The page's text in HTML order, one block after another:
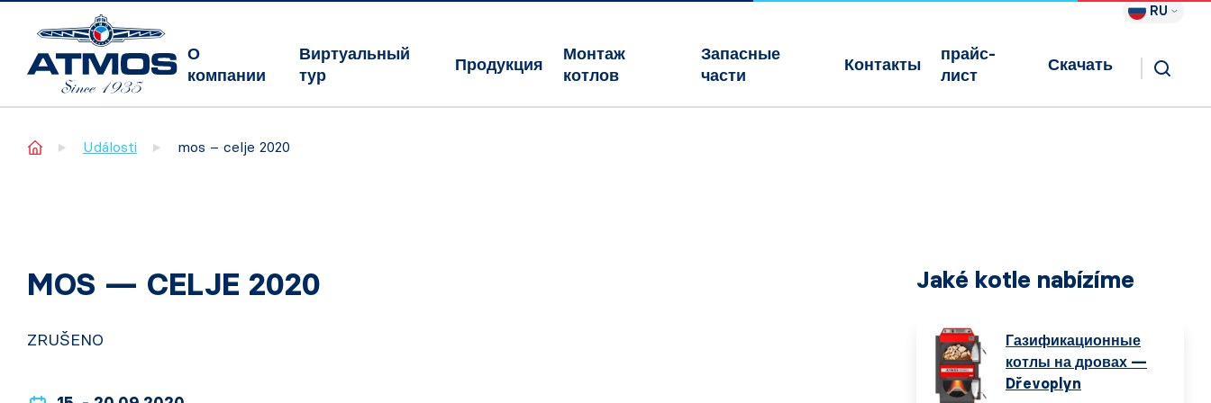
RU
О
компании
Виртуальный
тур
Продукция
Монтаж
котлов
Запасные
части
Контакты
прайс-
лист
Скачать
Home Události mos – celje 2020
MOS — CELJE 2020
ZRUŠENO
Jaké kotle nabízíme
Газификационные
котлы на дровах —
Dřevoplyn